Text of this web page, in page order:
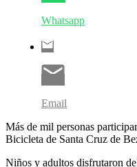
Whatsapp
Email
Más de mil personas
Bicicleta de Santa Cruz de
Niños y adultos disfrutaron